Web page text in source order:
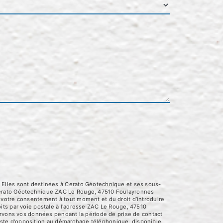
sont destinées à Cerato Géotechnique et ses sous-
Géotechnique ZAC Le Rouge, 47510 Foulayronnes
consentement à tout moment et du droit d’introduire
par voie postale à l'adresse ZAC Le Rouge, 47510
vos données pendant la période de prise de contact
d'opposition au démarchage téléphonique, disponible